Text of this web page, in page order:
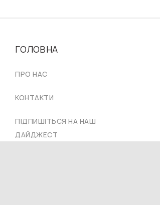
ГОЛОВНА
ПРО НАС
КОНТАКТИ
ПІДПИШІТЬСЯ НА НАШ
ДАЙДЖЕСТ